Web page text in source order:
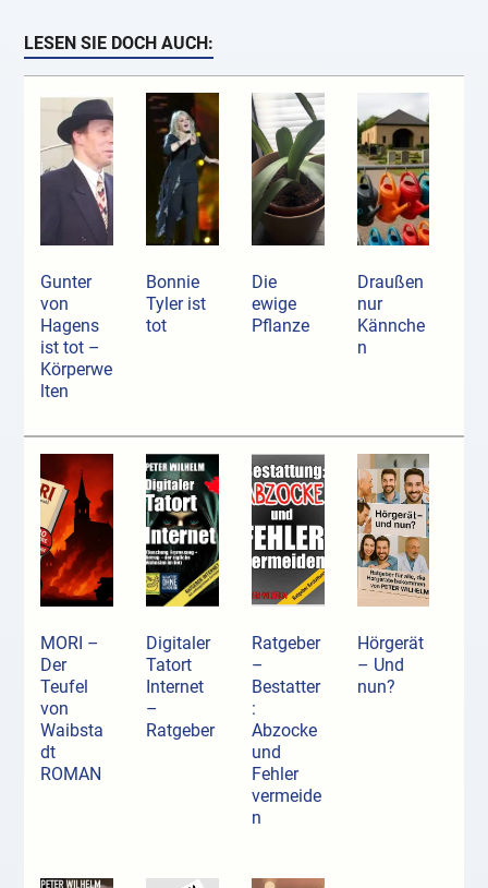
LESEN SIE DOCH AUCH:
Gunter
von
Hagens
ist tot –
Körperwe
lten
Bonnie
Tyler ist
tot
Die
ewige
Pflanze
Draußen
nur
Kännche
n
MORI –
Der
Teufel
von
Waibsta
dt
ROMAN
Digitaler
Tatort
Internet
–
Ratgeber
Ratgeber
–
Bestatter
:
Abzocke
und
Fehler
vermeide
n
Hörgerät
– Und
nun?